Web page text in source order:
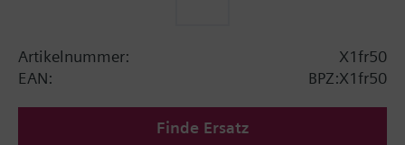
Artikelnummer:
X1fr50
EAN:
BPZ:X1fr50
Finde Ersatz